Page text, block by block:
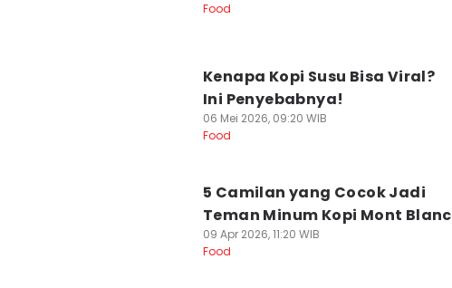
Food
Kenapa Kopi Susu Bisa Viral?
Ini Penyebabnya!
06 Mei 2026, 09:20 WIB
Food
5 Camilan yang Cocok Jadi
Teman Minum Kopi Mont Blanc
09 Apr 2026, 11:20 WIB
Food